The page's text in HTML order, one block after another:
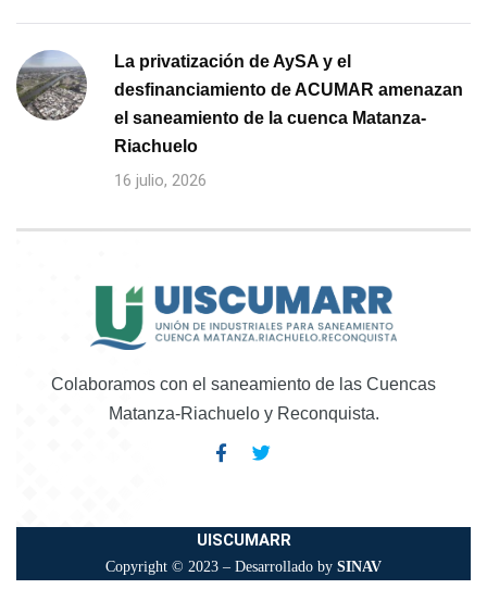
La privatización de AySA y el
desfinanciamiento de ACUMAR amenazan
el saneamiento de la cuenca Matanza-
Riachuelo
16 julio, 2026
Colaboramos con el saneamiento de las Cuencas
Matanza-Riachuelo y Reconquista.
UISCUMARR
Copyright © 2023 – Desarrollado by SINAV